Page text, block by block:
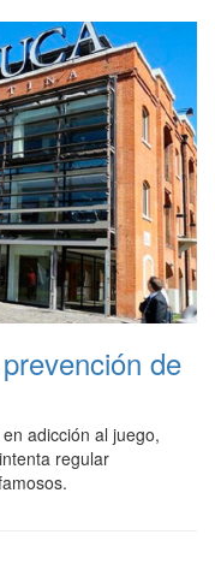
de
adicción al juego,
regular